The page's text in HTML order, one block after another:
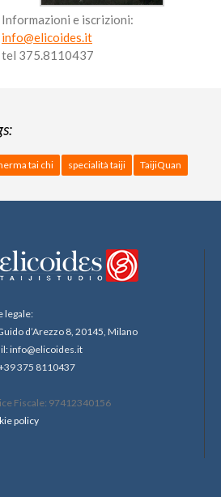
Informazioni e iscrizioni:
info@elicoides.it
tel 375.8110437
tai chi specialità taiji TaijiQuan
legale:
d’Arezzo 8, 20145, Milano
info@elicoides.it
375 8110437
Fiscale: 97412340156
policy